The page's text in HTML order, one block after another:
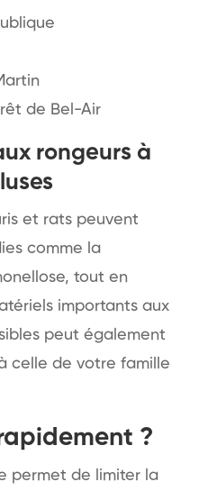
de Bel-Air
rongeurs à
et rats peuvent
comme la
tout en
importants aux
peut également
celle de votre famille
?
permet de limiter la